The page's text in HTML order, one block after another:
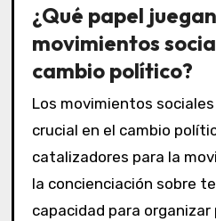
¿Qué papel
movimientos
cambio político?
Los movimientos
crucial en el cambio
catalizadores para la
la concienciación sobre
capacidad para